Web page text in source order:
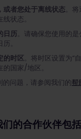
或者您处于离线状态 。
状态。
日历 。请确保您使用的
。
的时区 。将时区设置为“
国家/地区。
问题，请参阅我们的帮
们的合作伙伴包括